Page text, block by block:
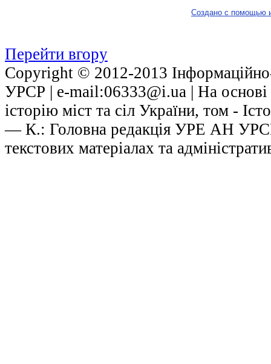
Создано с помощью
Перейти вгору
Copyright © 2012-2013 Інформаційно-
УРСР | е-mail:06333@i.ua | На основі
історію міст та сіл України, том -
— К.: Головна редакція УРЕ АН
текстових матеріалах та